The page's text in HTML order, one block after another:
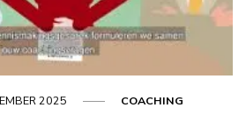
2025 COACHING